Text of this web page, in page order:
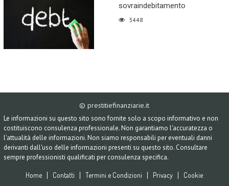
sovraindebitamento
3448
© prestitiefinanziarie.it
Le informazioni su questo sito sono fornite solo a scopo informativo e non
costituiscono consulenza professionale. Non garantiamo l'accuratezza o
l'attualità delle informazioni. Non siamo responsabili per eventuali danni
derivanti dall'uso delle informazioni presenti su questo sito. Consultare
sempre professionisti qualificati per consulenza specifica.
Home Contatti Termini e Condizioni Privacy Cookie